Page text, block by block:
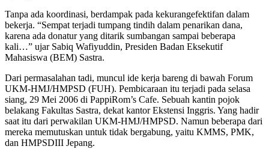
Tanpa ada koordinasi, berdampak pada kekurangefektifan dalam
bekerja. “Sempat terjadi tumpang tindih dalam penarikan dana,
karena ada donatur yang ditarik sumbangan sampai beberapa
kali…” ujar Sabiq Wafiyuddin, Presiden Badan Eksekutif
Mahasiswa (BEM) Sastra.
Dari permasalahan tadi, muncul ide kerja bareng di bawah Forum
UKM-HMJ/HMPSD (FUH). Pembicaraan itu terjadi pada selasa
siang, 29 Mei 2006 di PappiRom’s Cafe. Sebuah kantin pojok
belakang Fakultas Sastra, dekat kantor Ekstensi Inggris. Yang hadir
saat itu dari perwakilan UKM-HMJ/HMPSD. Namun beberapa dari
mereka memutuskan untuk tidak bergabung, yaitu KMMS, PMK,
dan HMPSDIII Jepang.